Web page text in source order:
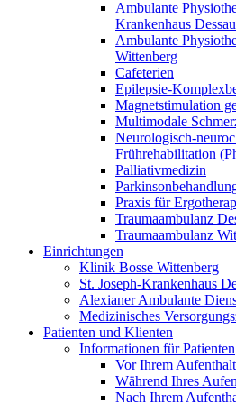
Ambulante
Krankenhaus Dessau
Ambulante
Wittenberg
Cafeterien
Epilepsie-
Magnetstimulation
Multimodale
Neurologisch-
Frührehabilitation
Palliativmedizin
Praxis für
Traumaambulanz
Traumaambulanz
Einrichtungen
Klinik Bosse Wittenberg
St. Joseph-Krankenhaus
Alexianer Ambulante
Medizinisches
Patienten und Klienten
Informationen für Patienten
Vor Ihrem Aufenthalt
Während Ihres
Nach Ihrem